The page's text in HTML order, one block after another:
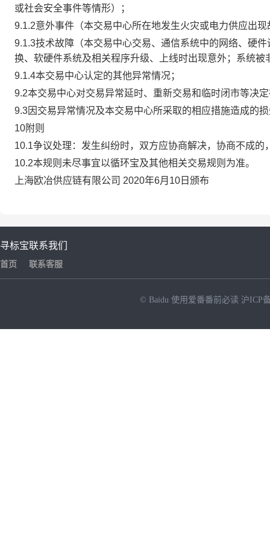
或社会安全事件等情形）；
9.1.2意外事件（本交易中心所在地发生火灾或电力供应出
9.1.3技术故障（本交易中心交易、通信系统中的网络、硬
换、软硬件系统及相关程序升级、上线时出现意外；系统
9.1.4本交易中心认定的其他异常情况；
9.2本交易中心对交易异常延时、重新交易和临时闭市等决
9.3因交易异常情况及本交易中心所采取的相应措施造成的
10附则
10.1争议处理：发生纠纷时，双方应协商解决，协商不成
10.2本规则未尽事宜以循环宝及其他相关交易规则为准。
上海欧冶供应链有限公司 2020年6月10日颁布
寻标宝
首页
联系我们
联系客服
© Baidu 使用爱番番前必读 沪ICP